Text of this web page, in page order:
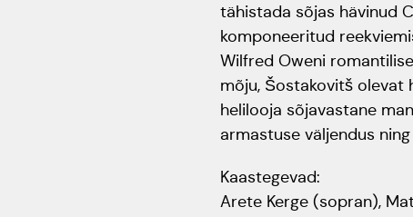
tähistada sõjas hävinud
komponeeritud
Wilfred Oweni
mõju, Šostakovitš olevat
helilooja sõjavastane
armastuse väljendus
Kaastegevad:
Arete Kerge (sopran),